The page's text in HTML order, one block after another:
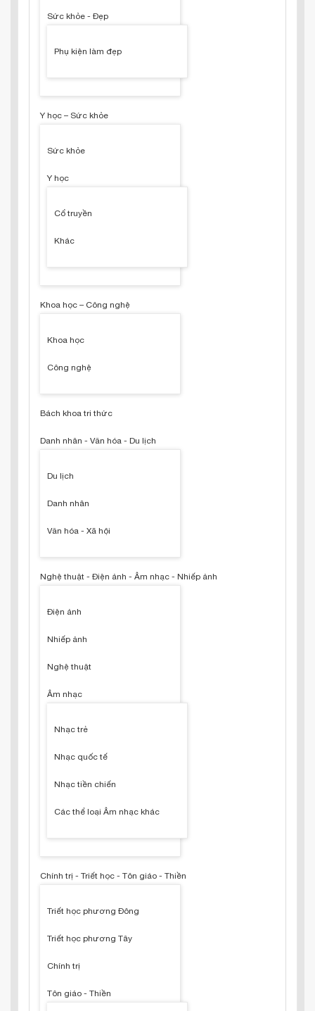
Sức khỏe - Đẹp
Phụ kiện làm đẹp
Y học – Sức khỏe
Sức khỏe
Y học
Cổ truyền
Khác
Khoa học – Công nghệ
Khoa học
Công nghệ
Bách khoa tri thức
Danh nhân - Văn hóa - Du lịch
Du lịch
Danh nhân
Văn hóa - Xã hội
Nghệ thuật - Điện ảnh - Âm nhạc - Nhiếp ảnh
Điện ảnh
Nhiếp ảnh
Nghệ thuật
Âm nhạc
Nhạc trẻ
Nhạc quốc tế
Nhạc tiền chiến
Các thể loại Âm nhạc khác
Chính trị - Triết học - Tôn giáo - Thiền
Triết học phương Đông
Triết học phương Tây
Chính trị
Tôn giáo - Thiền